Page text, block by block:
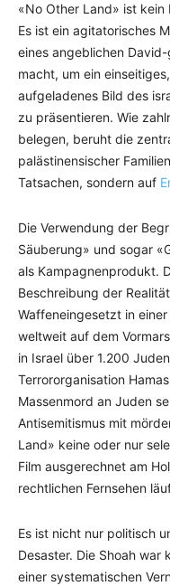
«No Other Land» ist kein
Es ist ein agitatorisches
eines angeblichen
macht, um ein
aufgeladenes Bild des
zu präsentieren. Wie
belegen, beruht die
palästinensischer
Tatsachen, sondern auf
Die Verwendung der
Säuberung» und sogar
als Kampagnenprodukt.
Beschreibung der
Waffeneingesetzt in
weltweit auf dem
in Israel über 1.200
Terrororganisation
Massenmord an Juden
Antisemitismus mit
Land» keine oder nur
Film ausgerechnet am
rechtlichen Fernsehen
Es ist nicht nur politisch
Desaster. Die Shoah war
einer systematischen